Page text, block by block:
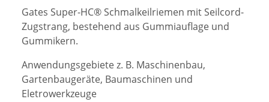
Gates Super-HC® Schmalkeilriemen mit Seilcord-
Zugstrang, bestehend aus Gummiauflage und
Gummikern.
Anwendungsgebiete z. B. Maschinenbau,
Gartenbaugeräte, Baumaschinen und
Eletrowerkzeuge